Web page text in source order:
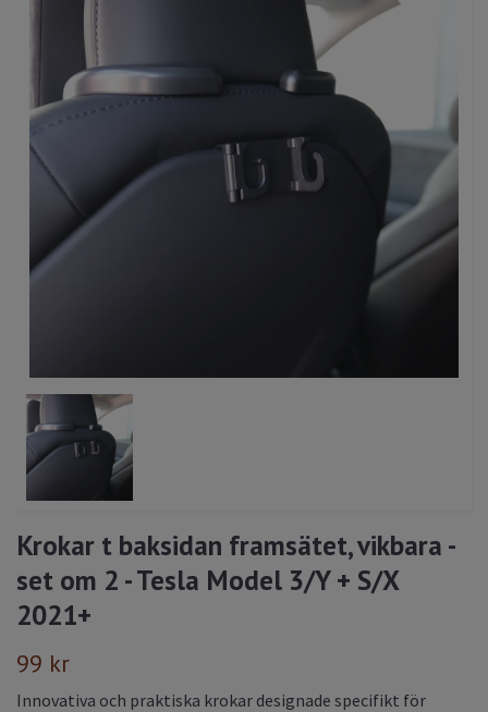
Krokar t baksidan framsätet, vikbara -
set om 2 - Tesla Model 3/Y + S/X
2021+
99 kr
Innovativa och praktiska krokar designade specifikt för